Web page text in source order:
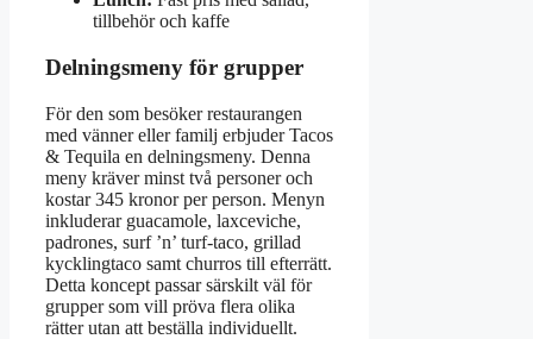
tillbehör och kaffe
Delningsmeny för grupper
För den som besöker restaurangen
med vänner eller familj erbjuder Tacos
& Tequila en delningsmeny. Denna
meny kräver minst två personer och
kostar 345 kronor per person. Menyn
inkluderar guacamole, laxceviche,
padrones, surf ’n’ turf-taco, grillad
kycklingtaco samt churros till efterrätt.
Detta koncept passar särskilt väl för
grupper som vill pröva flera olika
rätter utan att beställa individuellt.